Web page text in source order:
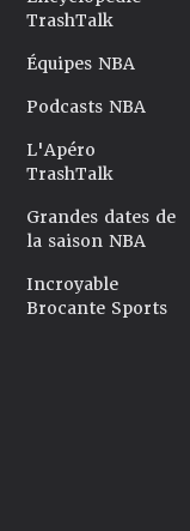
TrashTalk
Équipes NBA
Podcasts NBA
L'Apéro
TrashTalk
Grandes dates de
la saison NBA
Incroyable
Brocante Sports